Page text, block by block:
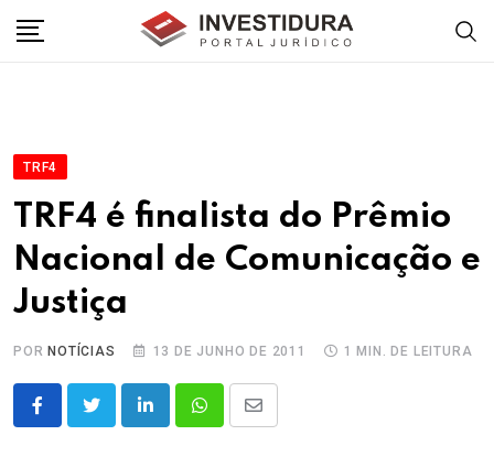
TRF4
TRF4 é finalista do Prêmio
Nacional de Comunicação e
Justiça
POR NOTÍCIAS 13 DE JUNHO DE 2011 1 MIN. DE LEITURA
LinkedInWhatsappShare